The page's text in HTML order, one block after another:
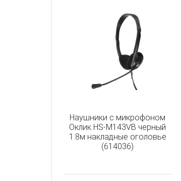
Наушники с микрофоном
Оклик HS-M143VB черный
1.8м накладные оголовье
(614036)